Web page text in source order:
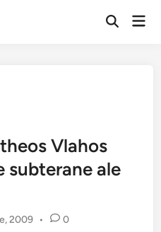
Deschide
Vlahos
subterane ale
2009 • 0